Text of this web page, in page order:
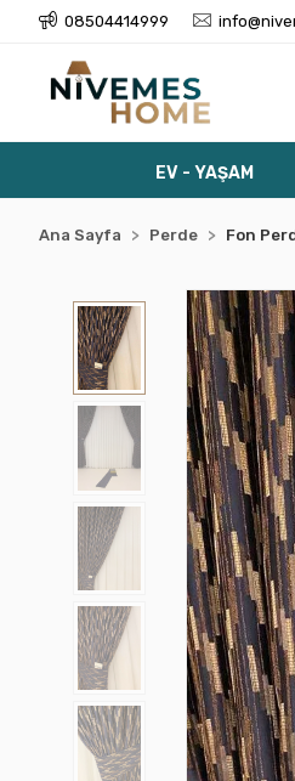
08504414999
EV - YAŞAM
Ana Sayfa Perde Fon